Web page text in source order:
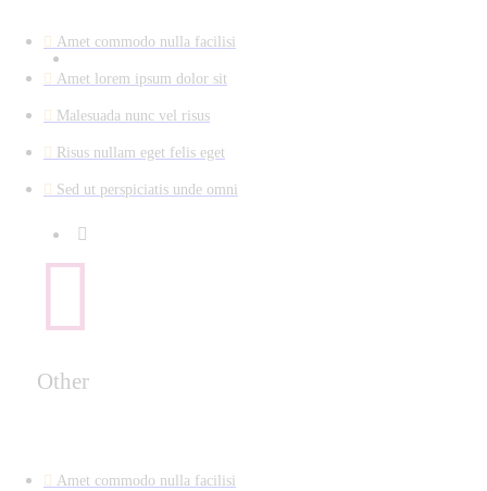
Amet commodo nulla facilisi
Amet lorem ipsum dolor sit
Malesuada nunc vel risus
Risus nullam eget felis eget
Sed ut perspiciatis unde omni
Other
Amet commodo nulla facilisi